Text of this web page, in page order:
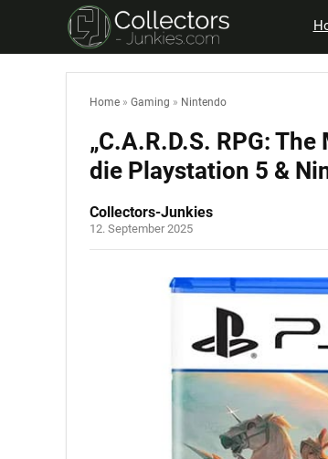
Home » Gaming » Nintendo
„C.A.R.D.S. RPG:
die Playstation 5 &
Collectors-Junkies
12. September 2025